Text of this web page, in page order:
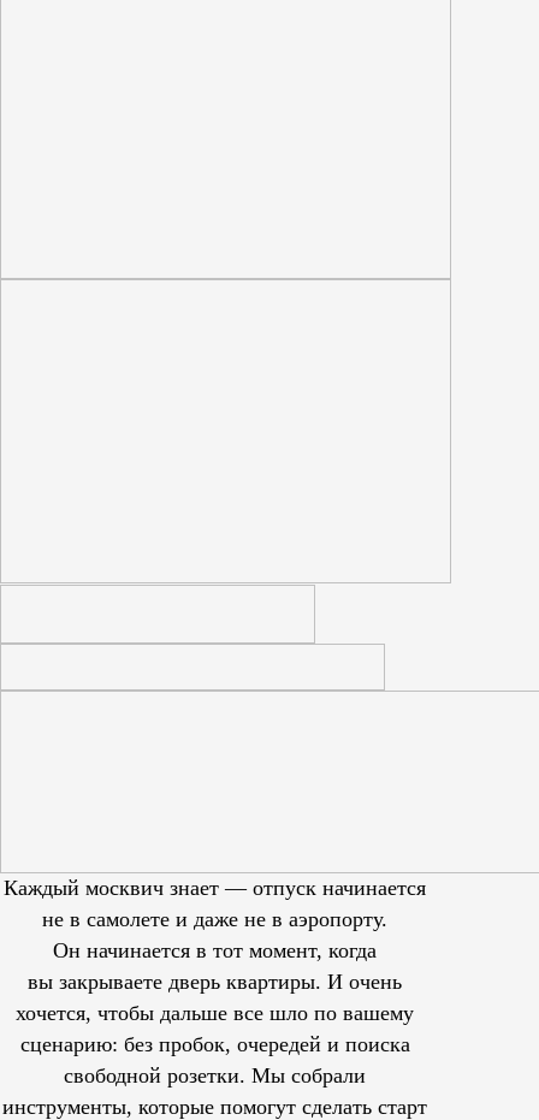
Каждый москвич знает — отпуск начинается
не в самолете и даже не в аэропорту.
Он начинается в тот момент, когда
вы закрываете дверь квартиры. И очень
хочется, чтобы дальше все шло по вашему
сценарию: без пробок, очередей и поиска
свободной розетки. Мы собрали
инструменты, которые помогут сделать старт